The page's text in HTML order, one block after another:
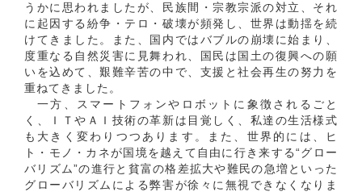
うかに思われましたが、民族間・宗教宗派の対立、それ
に起因する紛争・テロ・破壊が頻発し、世界は動揺を続
けてきました。また、国内ではバブルの崩壊に始まり、
度重なる自然災害に見舞われ、国民は国土の復興への願
いを込めて、艱難辛苦の中で、支援と社会再生の努力を
重ねてきました。
一方、スマートフォンやロボットに象徴されるごと
く、ＩＴやＡＩ技術の革新は目覚しく、私達の生活様式
も大きく変わりつつあります。また、世界的には、ヒ
ト・モノ・カネが国境を越えて自由に行き来する“グロー
バリズム”の進行と貧富の格差拡大や難民の急増といった
グローバリズムによる弊害が徐々に無視できなくなりま